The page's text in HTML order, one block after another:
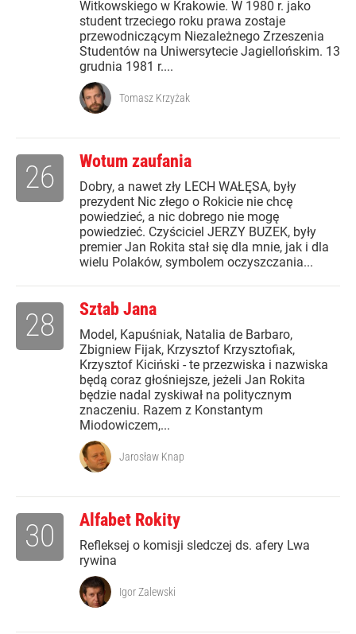
Witkowskiego w Krakowie. W 1980 r. jako
student trzeciego roku prawa zostaje
przewodniczącym Niezależnego Zrzeszenia
Studentów na Uniwersytecie Jagiellońskim. 13
grudnia 1981 r....
Tomasz Krzyżak
Wotum zaufania
Dobry, a nawet zły LECH WAŁĘSA, były
prezydent Nic złego o Rokicie nie chcę
powiedzieć, a nic dobrego nie mogę
powiedzieć. Czyściciel JERZY BUZEK, były
premier Jan Rokita stał się dla mnie, jak i dla
wielu Polaków, symbolem oczyszczania...
26
Sztab Jana
Model, Kapuśniak, Natalia de Barbaro,
Zbigniew Fijak, Krzysztof Krzysztofiak,
Krzysztof Kiciński - te przezwiska i nazwiska
będą coraz głośniejsze, jeżeli Jan Rokita
będzie nadal zyskiwał na politycznym
znaczeniu. Razem z Konstantym
Miodowiczem,...
28
Jarosław Knap
Alfabet Rokity
Refleksej o komisji sledczej ds. afery Lwa
rywina
30
Igor Zalewski